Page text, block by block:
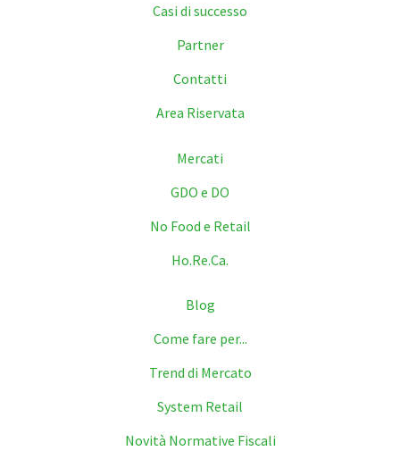
Casi di successo
Partner
Contatti
Area Riservata
Mercati
GDO e DO
No Food e Retail
Ho.Re.Ca.
Blog
Come fare per...
Trend di Mercato
System Retail
Novità Normative Fiscali